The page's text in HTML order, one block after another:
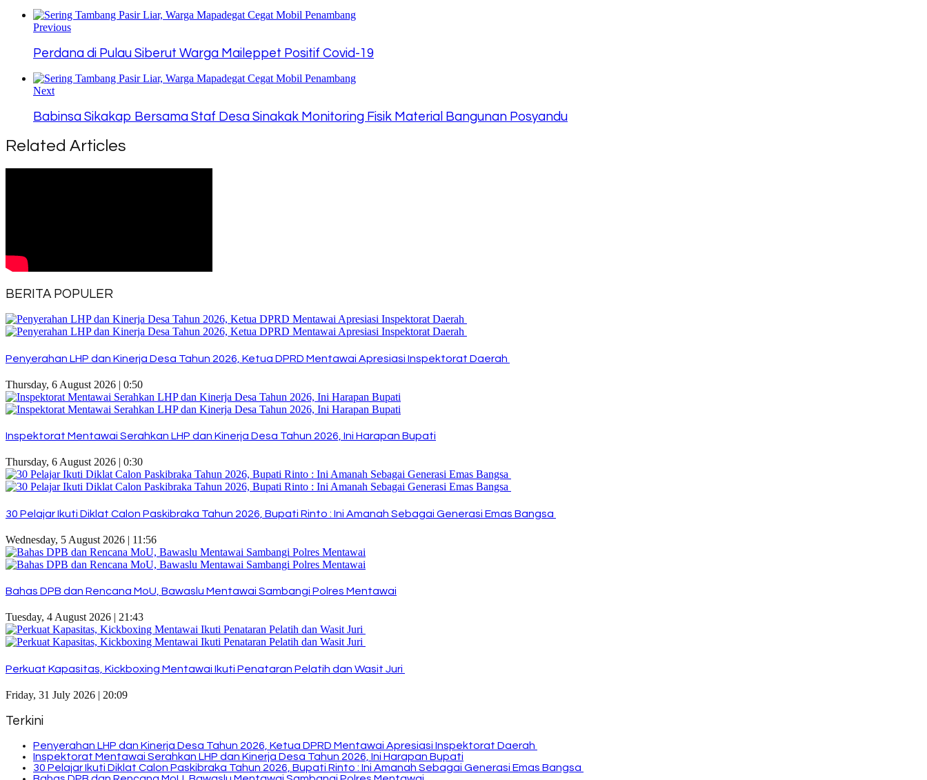
Previous
Perdana di Pulau Siberut Warga Maileppet Positif Covid-19
Next
Babinsa Sikakap Bersama Staf Desa Sinakak Monitoring Fisik Material Bangunan Posyandu
Related Articles
BERITA POPULER
Penyerahan LHP dan Kinerja Desa Tahun 2026, Ketua DPRD Mentawai Apresiasi Inspektorat Daerah
Thursday, 6 August 2026 | 0:50
Inspektorat Mentawai Serahkan LHP dan Kinerja Desa Tahun 2026, Ini Harapan Bupati
Thursday, 6 August 2026 | 0:30
30 Pelajar Ikuti Diklat Calon Paskibraka Tahun 2026, Bupati Rinto : Ini Amanah Sebagai Generasi Emas Bangsa
Wednesday, 5 August 2026 | 11:56
Bahas DPB dan Rencana MoU, Bawaslu Mentawai Sambangi Polres Mentawai
Tuesday, 4 August 2026 | 21:43
Perkuat Kapasitas, Kickboxing Mentawai Ikuti Penataran Pelatih dan Wasit Juri
Friday, 31 July 2026 | 20:09
Terkini
Penyerahan LHP dan Kinerja Desa Tahun 2026, Ketua DPRD Mentawai Apresiasi Inspektorat Daerah
Inspektorat Mentawai Serahkan LHP dan Kinerja Desa Tahun 2026, Ini Harapan Bupati
30 Pelajar Ikuti Diklat Calon Paskibraka Tahun 2026, Bupati Rinto : Ini Amanah Sebagai Generasi Emas Bangsa